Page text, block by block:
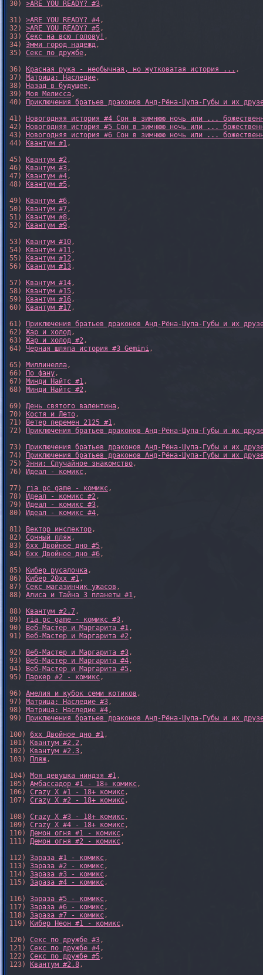
30) >ARE YOU READY? #3,
31) >ARE YOU READY? #4,
32) >ARE YOU READY? #5,
33) Секс на всю голову! ,
34) Эмми город надежд,
35) Секс по дружбе,
36)
Красная рука - необычная, но жутковатая история ... ,
37) Матрица: Наследие,
38)
Назад в будущее,
39) Моя Мелисса,
40)
Приключения братьев драконов Анд-Рёна-Шупа-Губы и их
41)
Новогодняя история #4 Сон в зимнюю ночь или ...
42)
Новогодняя история #5 Сон в зимнюю ночь или ...
43)
Новогодняя история #6 Сон в зимнюю ночь или ...
44)
Квантум #1,
45)
Квантум #2,
46)
Квантум #3,
47)
Квантум #4,
48)
Квантум #5,
49)
Квантум #6,
50)
Квантум #7,
51)
Квантум #8,
52)
Квантум #9,
53)
Квантум #10,
54)
Квантум #11,
55)
Квантум #12,
56)
Квантум #13,
57)
Квантум #14,
58)
Квантум #15,
59)
Квантум #16,
60)
Квантум #17,
61)
Приключения братьев драконов Анд-Рёна-Шупа-Губы и их
62) Жар и холод,
63) Жар и холод #2,
64) Черная шляпа история #3 Gemini,
65) Миллинелла,
66)
По фану,
67) Минди Найтс #1,
68) Минди Найтс #2,
69) День святого валентина,
70)
Костя и Лето,
71)
Ветер перемен 2125 #1,
72)
Приключения братьев драконов Анд-Рёна-Шупа-Губы и их
73)
Приключения братьев драконов Анд-Рёна-Шупа-Губы и их
74)
Приключения братьев драконов Анд-Рёна-Шупа-Губы и их
75) Энни: Случайное знакомство,
76)
Идеал - комикс,
77)
ria pc game - комикс,
78)
Идеал - комикс #2,
79)
Идеал - комикс #3,
80)
Идеал - комикс #4,
81)
Вектор инспектор,
82) Сонный пляж,
83) 6xx Двойное дно #5,
84) 6xx Двойное дно #6,
85)
Кибер русалочка,
86)
Кибер 20xx #1,
87) Секс магазинчик ужасов ,
88) Алиса и Тайна 3 планеты #1,
88)
Квантум #2.7,
89)
ria pc game - комикс #3,
90)
Веб-Мастер и Маргарита #1,
91)
Веб-Мастер и Маргарита #2,
92)
Веб-Мастер и Маргарита #3,
93)
Веб-Мастер и Маргарита #4,
94)
Веб-Мастер и Маргарита #5,
95)
Паркер #2 - комикс,
96) Амелия и кубок семи котиков ,
97) Матрица: Наследие #3,
98) Матрица: Наследие #4,
99)
Приключения братьев драконов Анд-Рёна-Шупа-Губы и их
100) 6xx Двойное дно #1,
101)
Квантум #2.2,
102)
Квантум #2.3,
103)
Пляж,
104) Моя девушка ниндзя #1,
105) Амбассадор #1 - 18+ комикс,
106) Crazy X #1 - 18+ комикс,
107) Crazy X #2 - 18+ комикс,
108) Crazy X #3 - 18+ комикс,
109) Crazy X #4 - 18+ комикс,
110) Демон огня #1 - комикс,
111) Демон огня #2 - комикс,
112) Зараза #1 - комикс,
113) Зараза #2 - комикс,
114) Зараза #3 - комикс,
115) Зараза #4 - комикс,
116) Зараза #5 - комикс,
117) Зараза #6 - комикс,
118) Зараза #7 - комикс,
119)
Кибер Неон #1 - комикс,
120) Секс по дружбе #3,
121) Секс по дружбе #4,
122) Секс по дружбе #5,
123)
Квантум #2.8,